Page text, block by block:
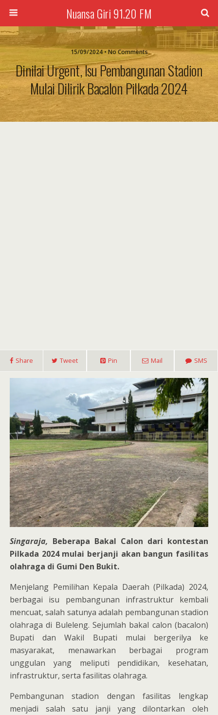
Nuansa Giri 91.20 FM
15/09/2024 • No Comments
Dinilai Urgent, Isu Pembangunan Stadion
Mulai Dilirik Bacalon Pilkada 2024
Share Tweet Pin Mail SMS
Singaraja, Beberapa Bakal Calon dari kontestan
Pilkada 2024 mulai berjanji akan bangun fasilitas
olahraga di Gumi Den Bukit.
Menjelang Pemilihan Kepala Daerah (Pilkada) 2024,
berbagai isu pembangunan infrastruktur kembali
mencuat, salah satunya adalah pembangunan stadion
olahraga di Buleleng. Sejumlah bakal calon (bacalon)
Bupati dan Wakil Bupati mulai bergerilya ke
masyarakat, menawarkan berbagai program
unggulan yang meliputi pendidikan, kesehatan,
infrastruktur, serta fasilitas olahraga.
Pembangunan stadion dengan fasilitas lengkap
menjadi salah satu janji yang dilontarkan oleh